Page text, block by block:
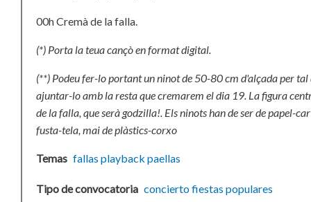
00h Cremà de la falla.
(*) Porta la teua cançò en format digital.
(**) Podeu fer-lo portant un ninot de 50-80 cm d'alçada per tal
ajuntar-lo amb la resta que cremarem el dia 19. La figura
de la falla, que serà godzilla!. Els ninots han de ser de papel-
fusta-tela, mai de plàstics-corxo
Temas fallas playback paellas
Tipo de convocatoria conciertofiestas populares